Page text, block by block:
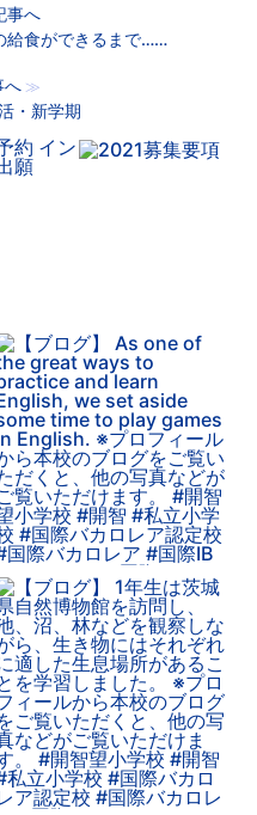
事へ
給食ができるまで……
へ ≫
・新学期